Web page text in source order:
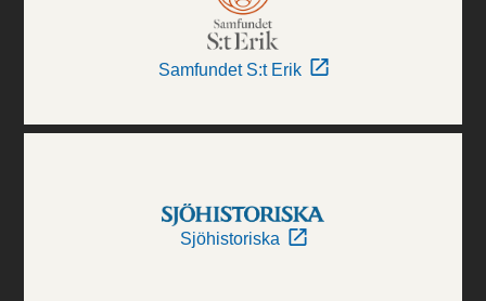
Samfundet S:t Erik
Sjöhistoriska